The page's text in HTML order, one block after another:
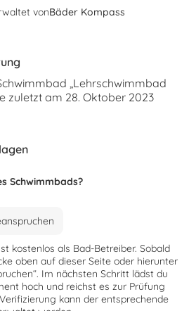
vonBäder Kompass
„Lehrschwimmbad
zuletzt am 28. Oktober 2023
Schwimmbads?
kostenlos als Bad-Betreiber. Sobald
oben auf dieser Seite oder hierunter
Im nächsten Schritt lädst du
hoch und reichst es zur Prüfung
kann der entsprechende